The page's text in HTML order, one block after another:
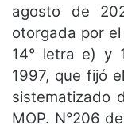
agosto de
otorgada por
14° letra e) y
1997, que fijó
sistematizado
MOP. N°206